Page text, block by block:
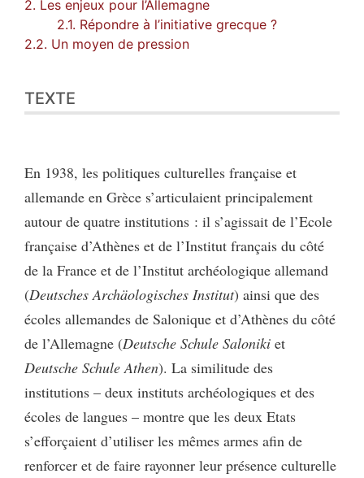
2. Les enjeux pour l’Allemagne
2.1. Répondre à l’initiative grecque ?
2.2. Un moyen de pression
TEXTE
En 1938, les politiques culturelles française et
allemande en Grèce s’articulaient principalement
autour de quatre institutions : il s’agissait de l’Ecole
française d’Athènes et de l’Institut français du côté
de la France et de l’Institut archéologique allemand
(Deutsches Archäologisches Institut) ainsi que des
écoles allemandes de Salonique et d’Athènes du côté
de l’Allemagne (Deutsche Schule Saloniki et
Deutsche Schule Athen). La similitude des
institutions – deux instituts archéologiques et des
écoles de langues – montre que les deux Etats
s’efforçaient d’utiliser les mêmes armes afin de
renforcer et de faire rayonner leur présence culturelle